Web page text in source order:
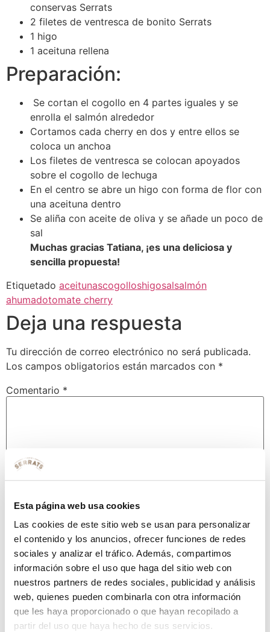
Esta página web usa cookies
Las cookies de este sitio web se usan para personalizar
el contenido y los anuncios, ofrecer funciones de redes
sociales y analizar el tráfico. Además, compartimos
información sobre el uso que haga del sitio web con
nuestros partners de redes sociales, publicidad y análisis
web, quienes pueden combinarla con otra información
que les haya proporcionado o que hayan recopilado a
partir del uso que haya hecho de sus servicios.
conservas Serrats
2 filetes de ventresca de bonito Serrats
1 higo
1 aceituna rellena
Preparación:
Se cortan el cogollo en 4 partes iguales y se
enrolla el salmón alrededor
Cortamos cada cherry en dos y entre ellos se
coloca un anchoa
Los filetes de ventresca se colocan apoyados
sobre el cogollo de lechuga
En el centro se abre un higo con forma de flor con
una aceituna dentro
Se aliña con aceite de oliva y se añade un poco de
sal
Muchas gracias Tatiana, ¡es una deliciosa y
sencilla propuesta!
Etiquetado aceitunascogolloshigosalsalmón
ahumadotomate cherry
Deja una respuesta
Tu dirección de correo electrónico no será publicada.
Los campos obligatorios están marcados con *
Comentario *
Nombre*
Correo electrónico